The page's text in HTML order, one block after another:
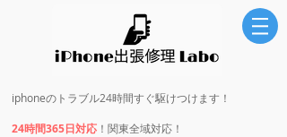
iphoneのトラブル24時間すぐ駆けつけます！
24時間365日対応 ！関東全域対応！